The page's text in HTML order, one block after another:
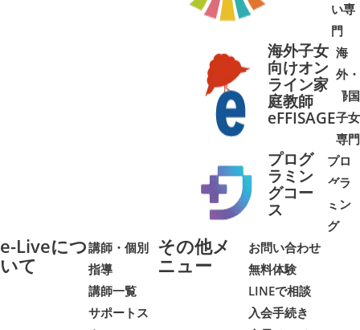
い専
門
海外子女
向けオン
ライン家
庭教師
eFFISAGE
海
外・
帰国
子女
専門
➜➜
プログ
ラミン
グコー
ス
プロ
グラ
ミン
グ
➜➜
e-Liveにつ
いて
講師・個別
指導
講師一覧
サポートス
その他メ
ニュー
お問い合わせ
無料体験
LINEで相談
入会手続き